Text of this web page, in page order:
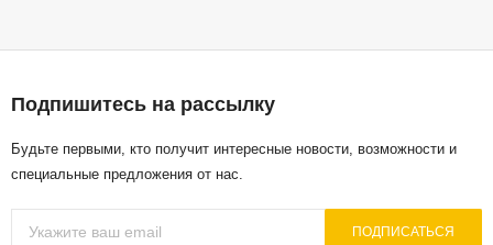
Подпишитесь на рассылку
Будьте первыми, кто получит интересные новости, возможности и
специальные предложения от нас.
ПОДПИСАТЬСЯ